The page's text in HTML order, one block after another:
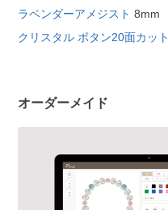
ラベンダーアメジスト 8mm
クリスタル ボタン20面カット
オーダーメイド